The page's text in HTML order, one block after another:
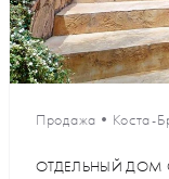
Продажа • Коста-
ОТДЕЛЬНЫЙ ДОМ